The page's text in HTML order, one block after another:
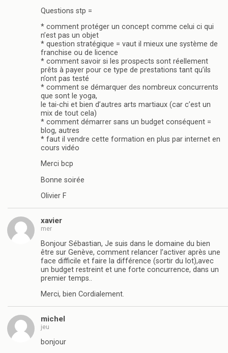
Questions stp =
* comment protéger un concept comme celui ci qui
n’est pas un objet
* question stratégique = vaut il mieux une système de
franchise ou de licence
* comment savoir si les prospects sont réellement
prêts à payer pour ce type de prestations tant qu’ils
n’ont pas testé
* comment se démarquer des nombreux concurrents
que sont le yoga,
le tai-chi et bien d’autres arts martiaux (car c’est un
mix de tout cela)
* comment démarrer sans un budget conséquent =
blog, autres
* faut il vendre cette formation en plus par internet en
cours vidéo
Merci bcp
Bonne soirée
Olivier F
xavier
mer
Bonjour Sébastian, Je suis dans le domaine du bien
être sur Genève, comment relancer l’activer après une
face difficile et faire la différence (sortir du lot),avec
un budget restreint et une forte concurrence, dans un
premier temps..
Merci, bien Cordialement.
michel
jeu
bonjour